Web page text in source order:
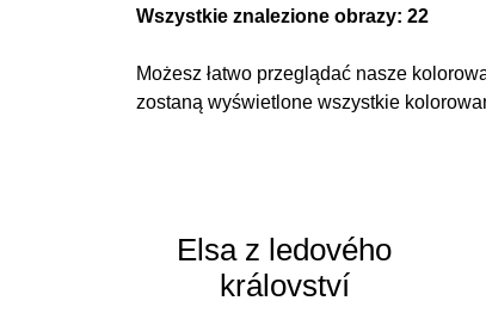
Wszystkie znalezione obrazy: 22
Możesz łatwo przeglądać nasze
zostaną wyświetlone wszystkie
Elsa z ledového
království